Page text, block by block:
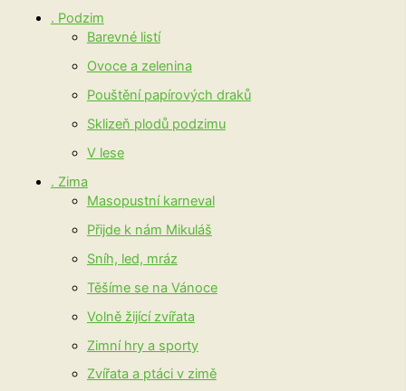
. Podzim
Barevné listí
Ovoce a zelenina
Pouštění papírových draků
Sklizeň plodů podzimu
V lese
. Zima
Masopustní karneval
Přijde k nám Mikuláš
Sníh, led, mráz
Těšíme se na Vánoce
Volně žijící zvířata
Zimní hry a sporty
Zvířata a ptáci v zimě